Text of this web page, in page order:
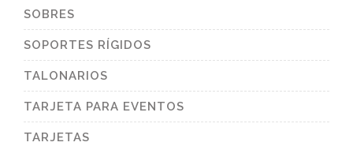
SOBRES
SOPORTES RÍGIDOS
TALONARIOS
TARJETA PARA EVENTOS
TARJETAS